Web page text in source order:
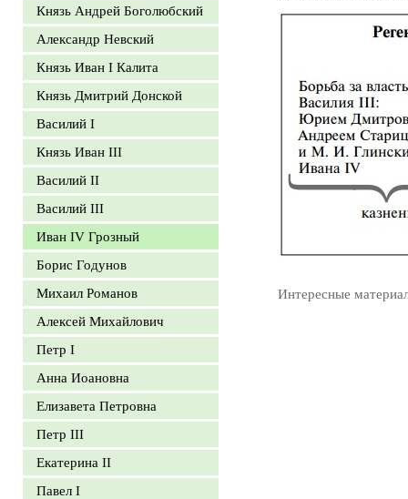
Князь Андрей Боголюбский
Александр Невский
Князь Иван I Калита
Князь Дмитрий Донской
Василий I
Князь Иван III
Василий II
Василий III
Иван IV Грозный
Борис Годунов
Михаил Романов
Алексей Михайлович
Петр I
Анна Иоановна
Елизавета Петровна
Петр III
Екатерина II
Павел I
Интересные